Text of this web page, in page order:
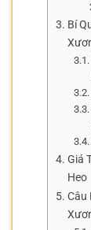
Bí
Giá
Heo
Câu